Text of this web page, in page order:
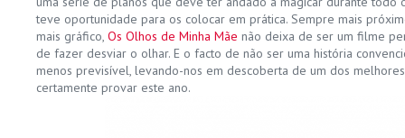
teve oportunidade para os colocar em prática. Sempre mais
mais gráfico, Os Olhos de Minha Mãe não deixa de ser um filme
de fazer desviar o olhar. E o facto de não ser uma história
menos previsível, levando-nos em descoberta de um dos
certamente provar este ano.